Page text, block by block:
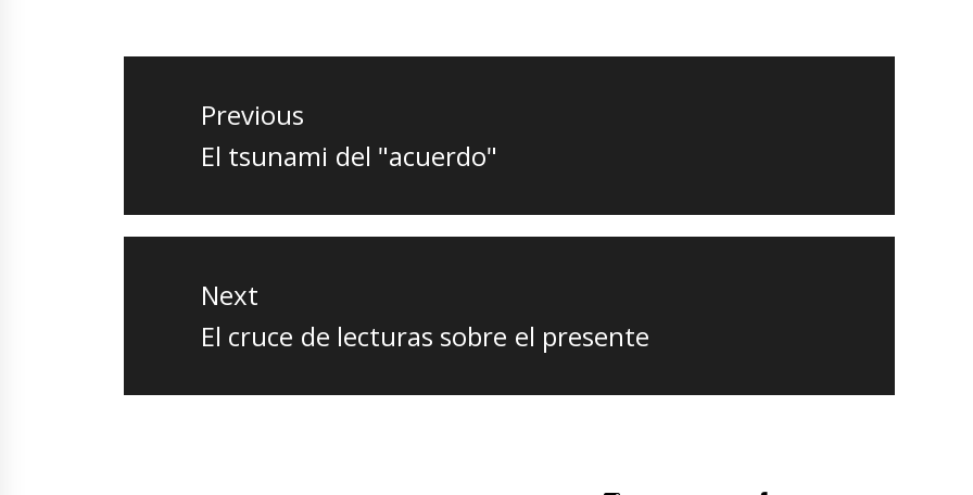
Navegación
entradas
Previous
Previous
El tsunami del "acuerdo"
Next
Next
El cruce de lecturas sobre el presente